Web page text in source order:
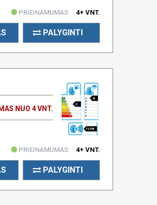
PRIEINAMUMAS: 4+ VNT.
PALYGINTI
NUO 4 VNT.
C
A
72 DB
PRIEINAMUMAS: 4+ VNT.
PALYGINTI